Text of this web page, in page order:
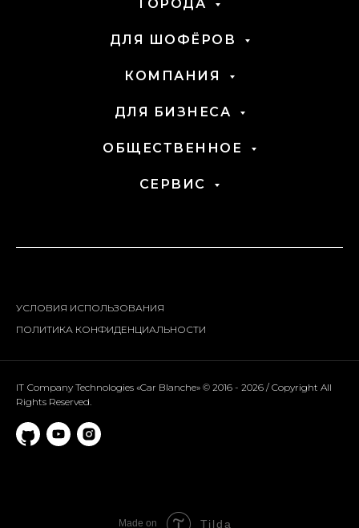
ГОРОДА
ДЛЯ ШОФЁРОВ
КОМПАНИЯ
ДЛЯ БИЗНЕСА
ОБЩЕСТВЕННОЕ
СЕРВИС
УСЛОВИЯ ИСПОЛЬЗОВАНИЯ
ПОЛИТИКА КОНФИДЕНЦИАЛЬНОСТИ
IT Сompany Technologies «Car Blanche» © 2016 - 2026 / Copyright All
Rights Reserved.
Made on Tilda